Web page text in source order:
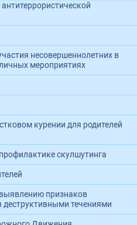
несовершеннолетних в
мероприятиях
курении для родителей
скулшутинга
признаков
течениями